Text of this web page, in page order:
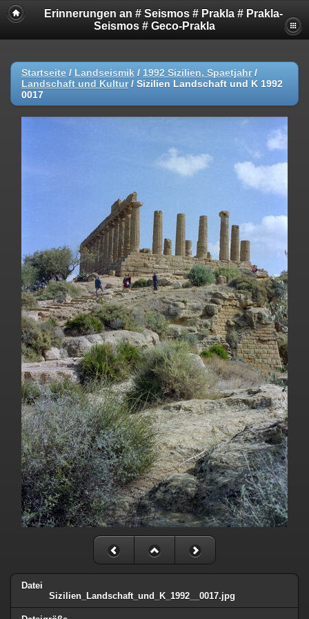
Erinnerungen an # Seismos # Prakla # Prakla-
Seismos # Geco-Prakla
Startseite / Landseismik / 1992 Sizilien, Spaetjahr/
Landschaft und Kultur/ Sizilien Landschaft und K 1992
0017
Datei
Sizilien_Landschaft_und_K_1992__0017.jpg